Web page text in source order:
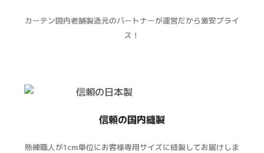
カーテン国内老舗製造元のパートナーが運営だから激安プライ
ス！
信頼の国内縫製
熟練職人が1cm単位にお客様専用サイズに縫製してお届けしま